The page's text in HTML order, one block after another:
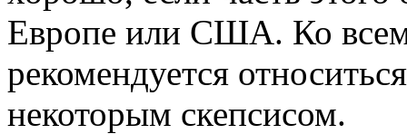
Европе или США. Ко всем
рекомендуется
некоторым скепсисом.